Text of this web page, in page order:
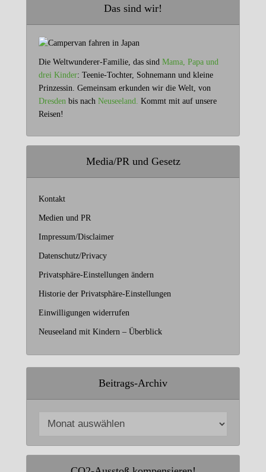
Das sind wir!
Die Weltwunderer-Familie, das sind Mama, Papa und
drei Kinder: Teenie-Tochter, Sohnemann und kleine
Prinzessin. Gemeinsam erkunden wir die Welt, von
Dresden bis nach Neuseeland. Kommt mit auf unsere
Reisen!
Media/PR und Gesetz
Kontakt
Medien und PR
Impressum/Disclaimer
Datenschutz/Privacy
Privatsphäre-Einstellungen ändern
Historie der Privatsphäre-Einstellungen
Einwilligungen widerrufen
Neuseeland mit Kindern – Überblick
Beitrags-Archiv